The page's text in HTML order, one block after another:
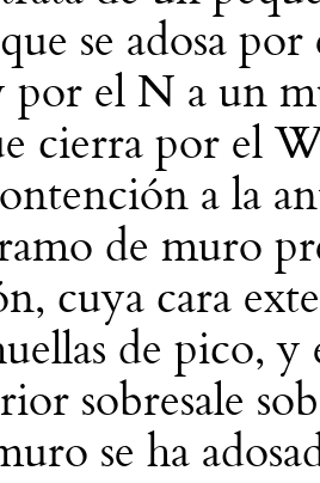
que se adosa
por el N a un
cierra por el
a la
de muro
cuya cara
de pico,
sobresale
se ha